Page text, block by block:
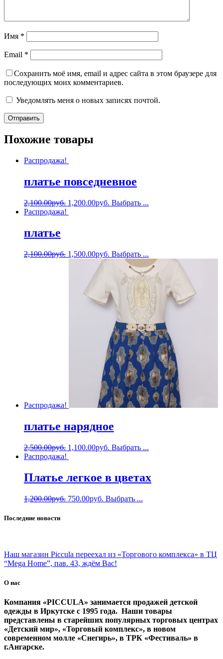
Имя *
Email *
Сохранить моё имя, email и адрес сайта в этом браузере для
последующих моих комментариев.
Уведомлять меня о новых записях почтой.
Похожие товары
Распродажа!
платье повседневное
2,100.00руб. 1,200.00руб. Выбрать ...
Распродажа!
платье
2,100.00руб. 1,500.00руб. Выбрать ...
Распродажа!
платье нарядное
2,500.00руб. 1,100.00руб. Выбрать ...
Распродажа!
Платье легкое в цветах
1,200.00руб. 750.00руб. Выбрать ...
Последние новости
Наш магазин Piccula переехал из «Торгового комплекса» в ТЦ
“Mega Home”, пав. 43, ждём Вас!
О нас
Компания «PICCULA» занимается продажей детской
одежды в Иркутске с 1995 года. Наши товары
представлены в старейших популярных торговых центрах
«Детский мир», «Торговый комплекс», в новом
современном молле «Снегирь», в ТРК «Фестиваль» в
г.Ангарске.